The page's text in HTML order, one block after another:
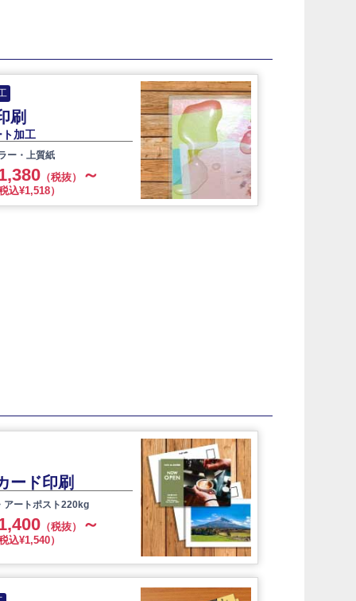
刷
加工
ー・上質紙
（税抜） ～
込¥1,518）
ード印刷
アートポスト220kg
（税抜） ～
込¥1,540）